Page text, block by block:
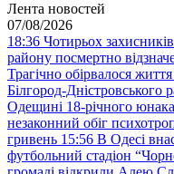
Лента новостей
07/08/2026
18:36 Чотирьох
району посмертно
Трагічно обірвалося
Білгород-
Одещині 18-річного юнака
незаконний обіг
гривень 15:56 В Одесі
футбольний стадіон